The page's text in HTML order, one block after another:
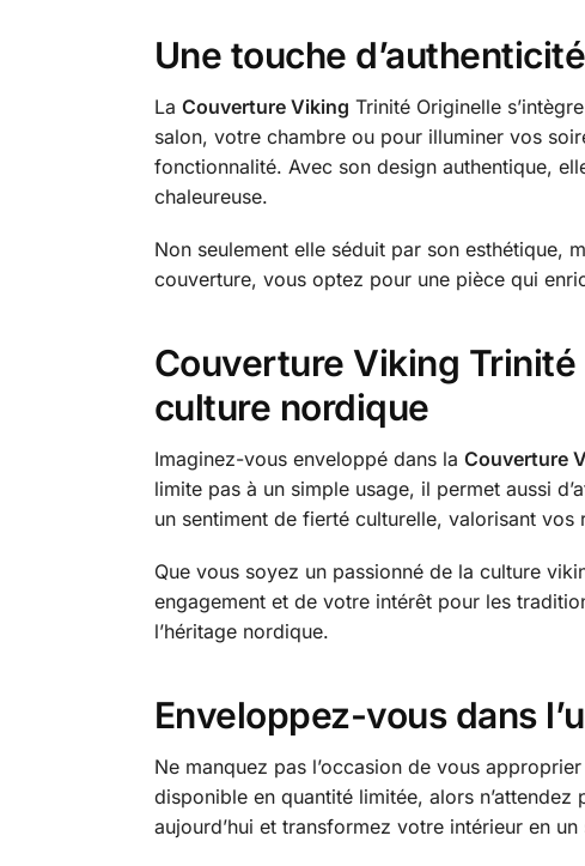
Une touche
La Couverture Viking Trinité Originelle
salon, votre chambre ou pour illuminer vos
fonctionnalité. Avec son design authentique,
chaleureuse.
Non seulement elle séduit par son esthétique,
couverture, vous optez pour une pièce qui
Couverture Viking
culture nordique
Imaginez-vous enveloppé dans la Couverture
limite pas à un simple usage, il permet aussi
un sentiment de fierté culturelle, valorisant
Que vous soyez un passionné de la culture
engagement et de votre intérêt pour les
l’héritage nordique.
Enveloppez-vous dans
Ne manquez pas l’occasion de vous
disponible en quantité limitée, alors n’attendez
aujourd’hui et transformez votre intérieur en